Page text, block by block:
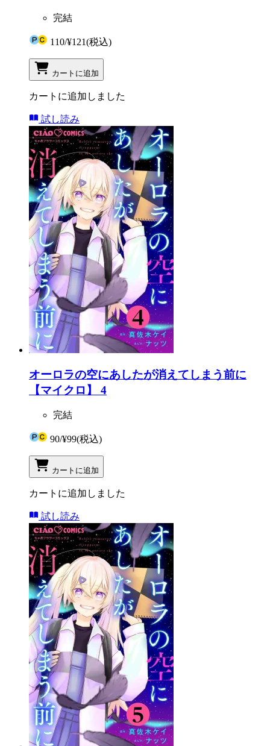
完結
110/¥121(税込)
カートに追加
カートに追加しました
試し読み
オーロラの空にあしたが消えてしまう前に
【マイクロ】 4
完結
90/¥99(税込)
カートに追加
カートに追加しました
試し読み